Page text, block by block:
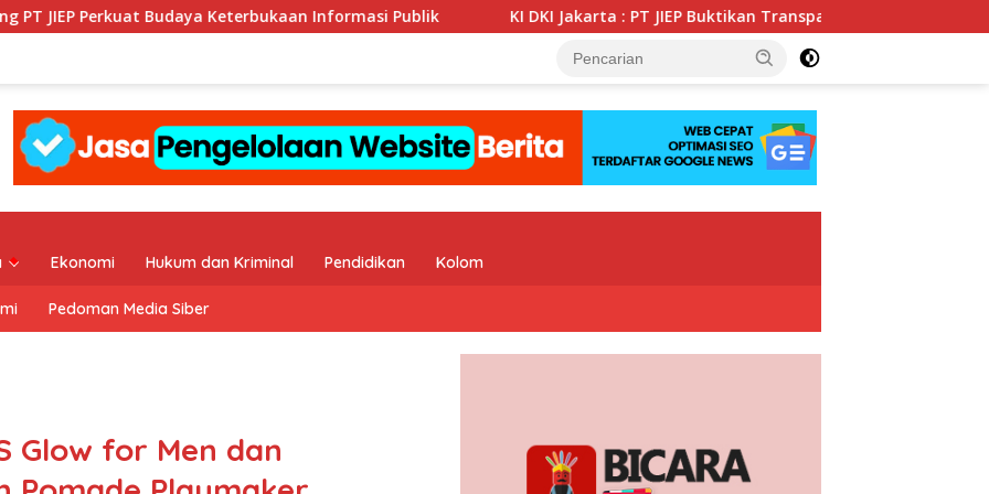
Keterbukaan Informasi Publik KI DKI Jakarta : PT JIEP Buktikan Transparansi KIP Mampu Perkuat Tata Kelola
Ekonomi Hukum dan Kriminal Pendidikan Kolom
Pedoman Media Siber
Glow for Men dan